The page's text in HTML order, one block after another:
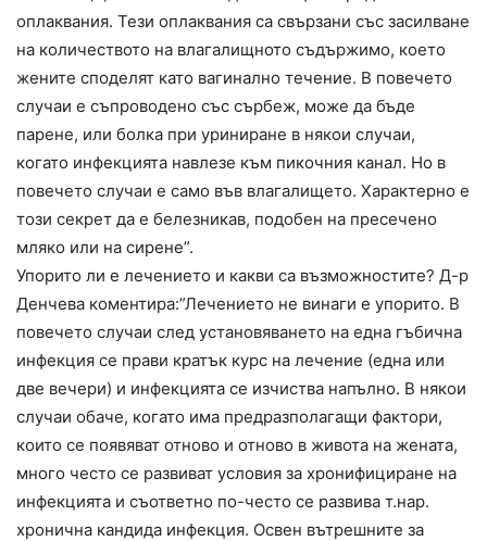
оплаквания. Тези оплаквания са свързани със засилване
на количеството на влагалищното съдържимо, което
жените споделят като вагинално течение. В повечето
случаи е съпроводено със сърбеж, може да бъде
парене, или болка при уриниране в някои случаи,
когато инфекцията навлезе към пикочния канал. Но в
повечето случаи е само във влагалището. Характерно е
този секрет да е белезникав, подобен на пресечено
мляко или на сирене”.
Упорито ли е лечението и какви са възможностите? Д-р
Денчева коментира:”Лечението не винаги е упорито. В
повечето случаи след установяването на една гъбична
инфекция се прави кратък курс на лечение (една или
две вечери) и инфекцията се изчиства напълно. В някои
случаи обаче, когато има предразполагащи фактори,
които се появяват отново и отново в живота на жената,
много често се развиват условия за хронифициране на
инфекцията и съответно по-често се развива т.нар.
хронична кандида инфекция. Освен вътрешните за